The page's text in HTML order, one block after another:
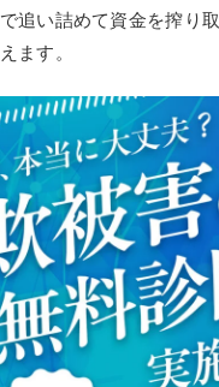
追い詰めて資金を搾り
ます。